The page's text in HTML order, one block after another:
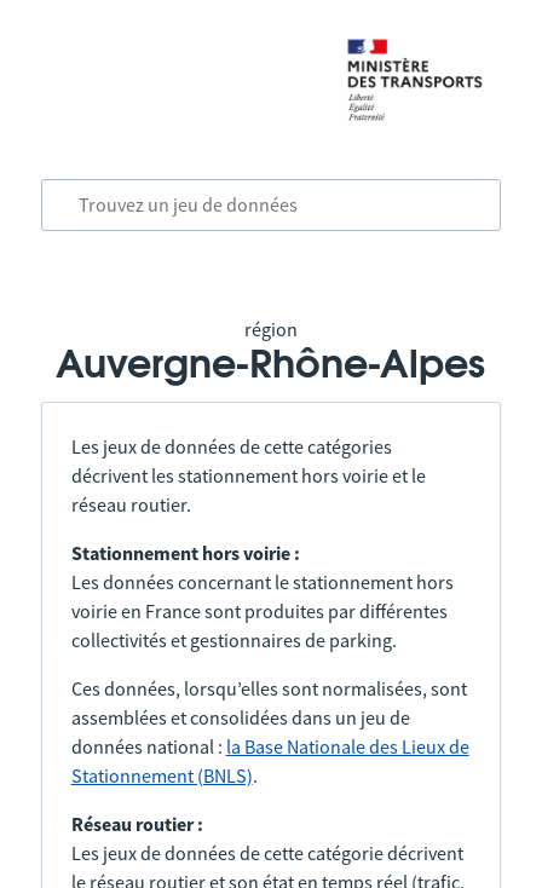
région
Auvergne-Rhône-Alpes
Les jeux de données de cette catégories
décrivent les stationnement hors voirie et le
réseau routier.
Stationnement hors voirie :
Les données concernant le stationnement hors
voirie en France sont produites par différentes
collectivités et gestionnaires de parking.
Ces données, lorsqu’elles sont normalisées, sont
assemblées et consolidées dans un jeu de
données national : la Base Nationale des Lieux de
Stationnement (BNLS).
Réseau routier :
Les jeux de données de cette catégorie décrivent
le réseau routier et son état en temps réel (trafic,